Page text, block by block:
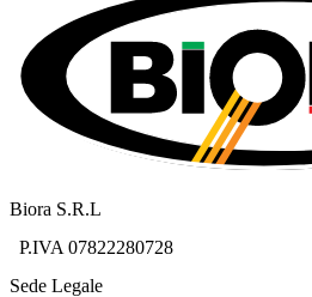
Biora S.R.L
P.IVA 07822280728
Sede Legale